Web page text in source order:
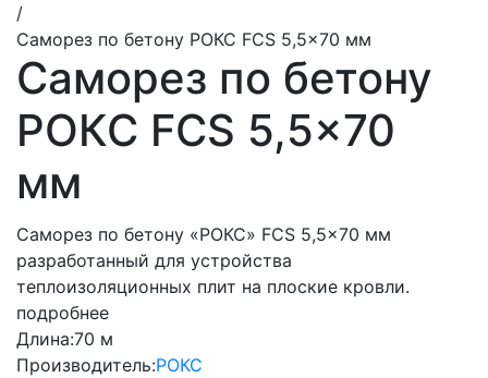
/
Саморез по бетону РОКС FCS 5,5x70 мм
Саморез по бетону
РОКС FCS 5,5x70
мм
Саморез по бетону «РОКС» FCS 5,5x70 мм
разработанный для устройства
теплоизоляционных плит на плоские кровли.
подробнее
Длина:70 м
Производитель:РОКС